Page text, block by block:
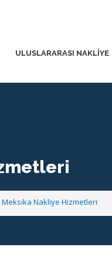
ULUSLARARASI NAKLİYE
Meksika Nakliye Hizmetleri